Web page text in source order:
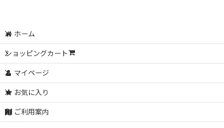
ホーム
ショッピングカート
マイページ
お気に入り
ご利用案内